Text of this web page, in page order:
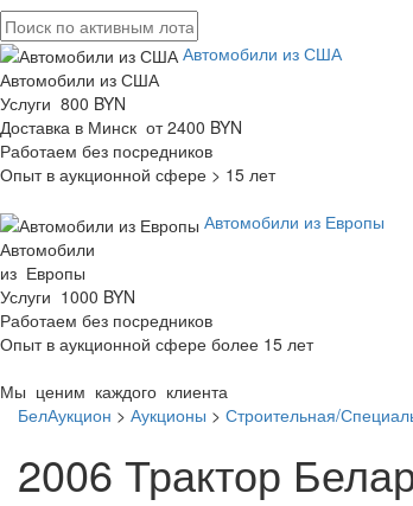
Автомобили из США
Автомобили из США
Услуги 800 BYN
Доставка в Минск от 2400 BYN
Работаем без посредников
Опыт в аукционной сфере > 15 лет
Автомобили из Европы
Автомобили
из Европы
Услуги 1000 BYN
Работаем без посредников
Опыт в аукционной сфере более 15 лет
Мы ценим каждого клиента
БелАукцион > Аукционы > Строительная/
2006 Трактор